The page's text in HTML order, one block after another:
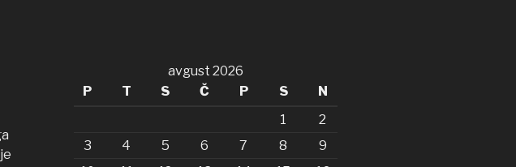
avgust 2026
P
T S Č P S N
1
2
3
4 5 6 7 8
9